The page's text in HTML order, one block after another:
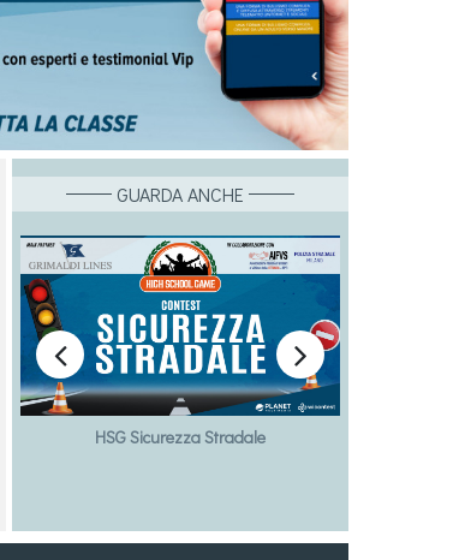
GUARDA ANCHE
HSG Sicurezza Stradale
 